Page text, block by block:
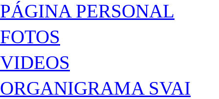
PÁGINA PERSONAL
FOTOS
VIDEOS
ORGANIGRAMA SVAI